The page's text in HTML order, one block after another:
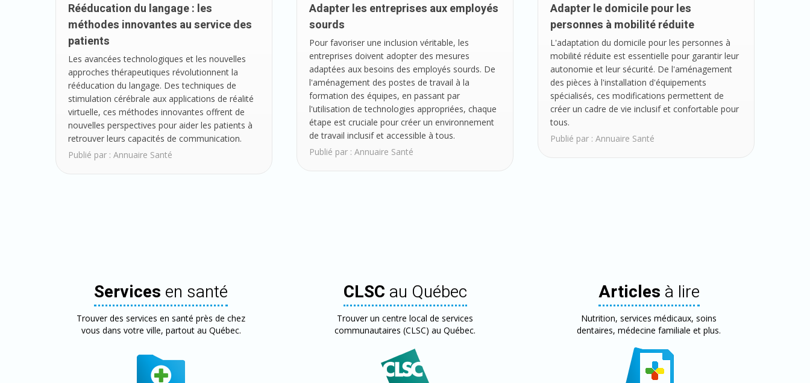
Rééducation du langage : les
méthodes innovantes au service des
patients
Les avancées technologiques et les nouvelles
approches thérapeutiques révolutionnent la
rééducation du langage. Des techniques de
stimulation cérébrale aux applications de réalité
virtuelle, ces méthodes innovantes offrent de
nouvelles perspectives pour aider les patients à
retrouver leurs capacités de communication.
Publié par : Annuaire Santé
Adapter les entreprises aux employés
sourds
Pour favoriser une inclusion véritable, les
entreprises doivent adopter des mesures
adaptées aux besoins des employés sourds. De
l'aménagement des postes de travail à la
formation des équipes, en passant par
l'utilisation de technologies appropriées, chaque
étape est cruciale pour créer un environnement
de travail inclusif et accessible à tous.
Publié par : Annuaire Santé
Adapter le domicile pour les
personnes à mobilité réduite
L'adaptation du domicile pour les personnes à
mobilité réduite est essentielle pour garantir leur
autonomie et leur sécurité. De l'aménagement
des pièces à l'installation d'équipements
spécialisés, ces modifications permettent de
créer un cadre de vie inclusif et confortable pour
tous.
Publié par : Annuaire Santé
Services en santé
Trouver des services en santé près de chez
vous dans votre ville, partout au Québec.
CLSC au Québec
Trouver un centre local de services
communautaires (CLSC) au Québec.
Articles à lire
Nutrition, services médicaux, soins
dentaires, médecine familiale et plus.